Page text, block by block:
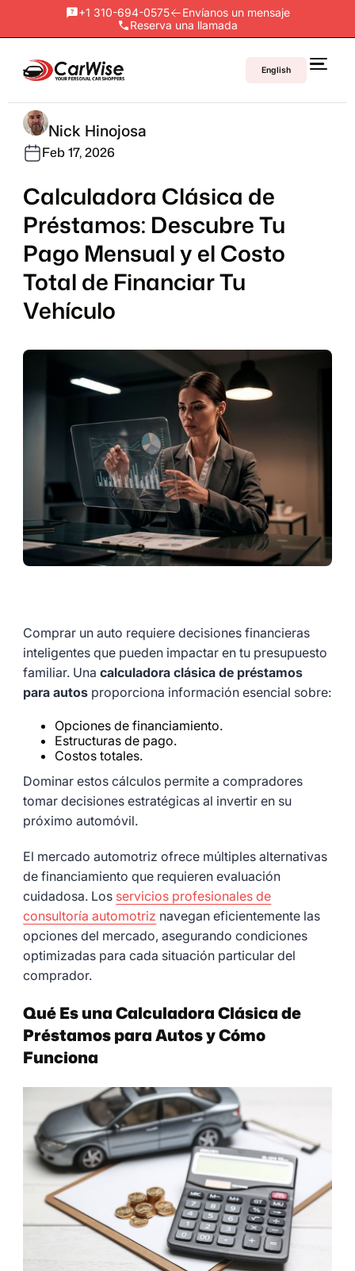
+1 310-694-0575
Envíanos un mensaje
Reserva una llamada
English
Nick Hinojosa
Feb 17, 2026
Calculadora Clásica de
Préstamos: Descubre Tu
Pago Mensual y el Costo
Total de Financiar Tu
Vehículo
Comprar un auto requiere decisiones financieras
inteligentes que pueden impactar en tu presupuesto
familiar. Unacalculadora clásica de préstamos
para autos proporciona información esencial sobre:
Opciones de financiamiento.
Estructuras de pago.
Costos totales.
Dominar estos cálculos permite a compradores
tomar decisiones estratégicas al invertir en su
próximo automóvil.
El mercado automotriz ofrece múltiples alternativas
de financiamiento que requieren evaluación
cuidadosa. Los servicios profesionales de
consultoría automotriz navegan eficientemente las
opciones del mercado, asegurando condiciones
optimizadas para cada situación particular del
comprador.
Qué Es una Calculadora Clásica de
Préstamos para Autos y Cómo
Funciona